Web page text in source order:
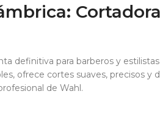
definitiva para barberos y
ofrece cortes suaves, precisos
de Wahl.